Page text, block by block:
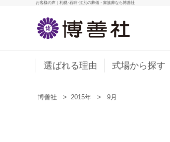
お客様の声｜札幌･石狩･江別の葬儀・家族葬なら博善社
選ばれる理由 式場から探す
博善社 > 2015年 > 9月